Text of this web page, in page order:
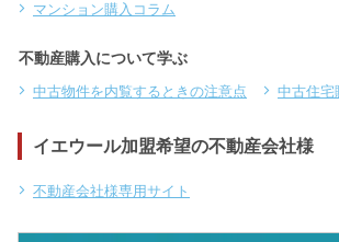
マンション購入コラム
不動産購入について学ぶ
中古物件を内覧するときの注意点 中古住宅
イエウール加盟希望の不動産会社様
不動産会社様専用サイト